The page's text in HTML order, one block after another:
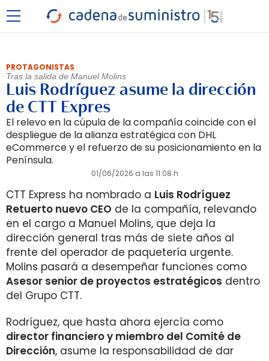
PROTAGONISTAS
Tras la salida de Manuel Molins
Luis Rodríguez asume la dirección
de CTT Expres
El relevo en la cúpula de la compañía coincide con el
despliegue de la alianza estratégica con DHL
eCommerce y el refuerzo de su posicionamiento en la
Península.
01/06/2026 a las 11:08 h
CTT Express ha nombrado a Luis Rodríguez
Retuerto nuevo CEO de la compañía, relevando
en el cargo a Manuel Molins, que deja la
dirección general tras más de siete años al
frente del operador de paquetería urgente.
Molins pasará a desempeñar funciones como
Asesor senior de proyectos estratégicos dentro
del Grupo CTT.
Rodríguez, que hasta ahora ejercía como
director financiero y miembro del Comité de
Dirección, asume la responsabilidad de dar